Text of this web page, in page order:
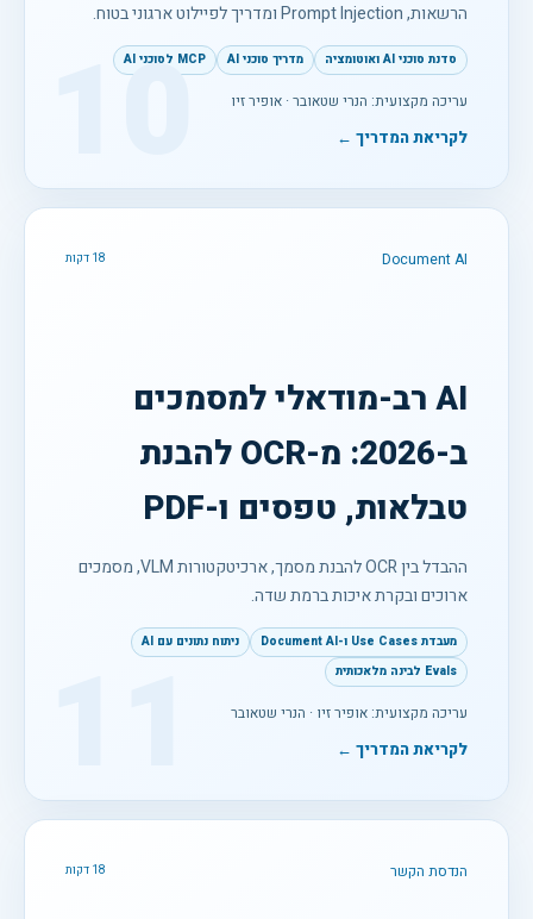
הרשאות, Prompt Injection ומדריך לפיילוט ארגוני בטוח.
סדנת סוכני AI ואוטומציה מדריך סוכני AI MCP לסוכני AI
עריכה מקצועית: הנרי שטאובר · אופיר זיו
לקריאת המדריך ← 10
Document AI 18 דקות
AI רב-מודאלי למסמכים
ב-2026: מ-OCR להבנת
טבלאות, טפסים ו-PDF
ההבדל בין OCR להבנת מסמך, ארכיטקטורות VLM, מסמכים
ארוכים ובקרת איכות ברמת שדה.
מעבדת Use Cases ו-Document AI
ניתוח נתונים עם AI
Evals לבינה מלאכותית
עריכה מקצועית: אופיר זיו · הנרי שטאובר
לקריאת המדריך ←
הנדסת הקשר 18 דקות